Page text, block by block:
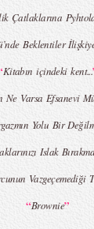
MBFWI -
Çatlaklarına
Beklentiler
Kitabın içindeki kent...
Varsa Efsanevi
Yolu Bir
Islak
Vazgeçemediği
“Brownie”